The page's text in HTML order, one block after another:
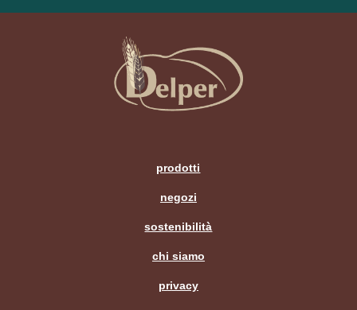
prodotti
negozi
sostenibilità
chi siamo
privacy